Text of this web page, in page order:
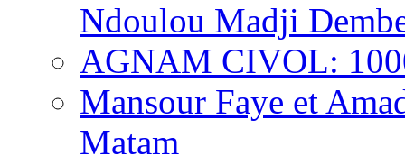
Ndoulou Madji
AGNAM CIVOL:
Mansour Faye et
Matam